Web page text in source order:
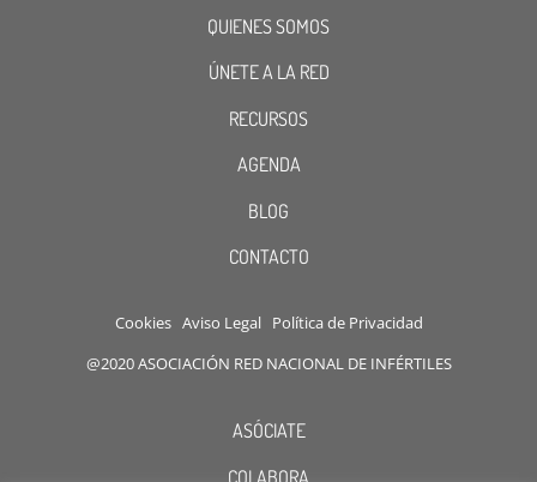
QUIENES SOMOS
ÚNETE A LA RED
RECURSOS
AGENDA
BLOG
CONTACTO
Cookies Aviso Legal Política de Privacidad
@2020 ASOCIACIÓN RED NACIONAL DE INFÉRTILES
ASÓCIATE
COLABORA